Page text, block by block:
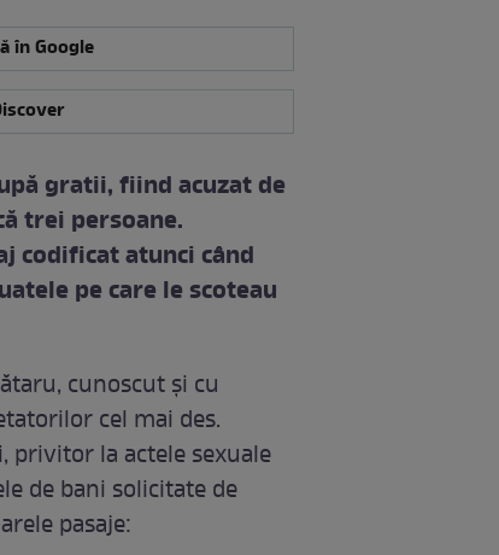
în Google
gratii, fiind acuzat de
trei persoane.
codificat atunci când
pe care le scoteau
cunoscut şi cu
cel mai des.
la actele sexuale
de bani solicitate de
pasaje: